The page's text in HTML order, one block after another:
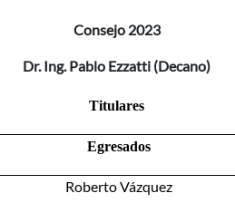
Consejo 2023
Dr. Ing. Pablo Ezzatti (Decano)
Titulares
Egresados
Roberto Vázquez